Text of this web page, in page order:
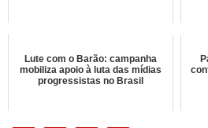
Lute com o Barão: campanha
mobiliza apoio à luta das mídias
progressistas no Brasil